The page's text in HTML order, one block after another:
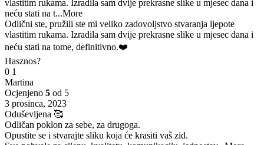
vlastitim rukama. Izradila sam dvije prekrasne slike u mjesec dana i
neću stati na t...More
Odlični ste, pružili ste mi veliko zadovoljstvo stvaranja ljepote
vlastitim rukama. Izradila sam dvije prekrasne slike u mjesec dana i
neću stati na tome, definitivno.❤️
Hasznos?
0 1
Martina
Ocjenjeno 5 od 5
3 prosinca, 2023
Oduševljena 🥰
Odličan poklon za sebe, za drugoga.
Opustite se i stvarajte sliku koja će krasiti vaš zid.